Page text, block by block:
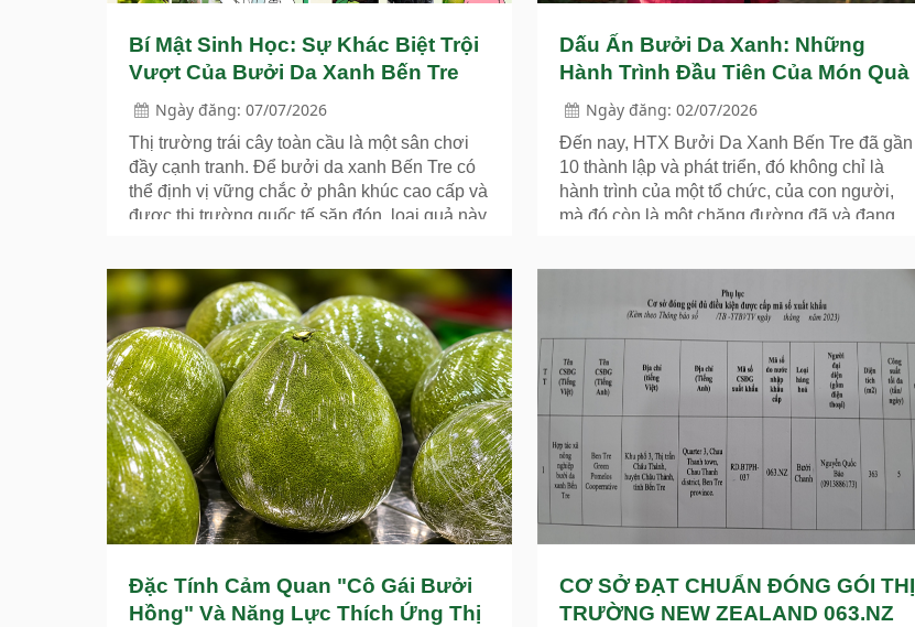
Bí Mật Sinh Học: Sự Khác Biệt Trội
Vượt Của Bưởi Da Xanh Bến Tre
Ngày đăng: 07/07/2026
Thị trường trái cây toàn cầu là một sân chơi
đầy cạnh tranh. Để bưởi da xanh Bến Tre có
thể định vị vững chắc ở phân khúc cao cấp và
được thị trường quốc tế săn đón, loại quả này
sinh và cảm quan hoàn toàn khác biệt.
Dấu Ấn Bưởi Da Xanh: Những
Hành Trình Đầu Tiên Của Món Quà
Đặc Sản
Ngày đăng: 02/07/2026
Đến nay, HTX Bưởi Da Xanh Bến Tre đã gần
10 thành lập và phát triển, đó không chỉ là
hành trình của một tổ chức, của con người,
mà đó còn là một chặng đường đã và đang
của trái bưởi da xanh là một minh chứng sống
động, phản ánh quá trình tiến hóa dài hạn từ
một giống cây đột biến vô danh trong vườn
nhà trở thành một tài sản trí tuệ, một tài
nguyên thương mại mang tầm vóc quốc gia.
Hành trình ấy mang đậm dấu ấn của những
cá nhân tiên phong, sự can thiệp của khoa
học nông học và quá trình chọn lọc tự nhiên
vô cùng tinh tế.
Đặc Tính Cảm Quan "Cô Gái Bưởi
Hồng" Và Năng Lực Thích Ứng Thị
CƠ SỞ ĐẠT CHUẨN ĐÓNG GÓI THỊ
TRƯỜNG NEW ZEALAND 063.NZ